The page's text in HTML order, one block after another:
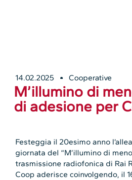
14.02.2025 Cooperative
M’illumino di
di adesione per
Festeggia il 20esimo anno
giornata del “M’illumino di
trasmissione radiofonica di Rai
Coop aderisce coinvolgendo, il